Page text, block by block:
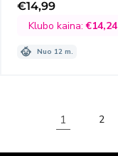
Išpardavimo
kaina
€14,99
Klubo kaina:€14,24
Nuo 12 m.
1 2